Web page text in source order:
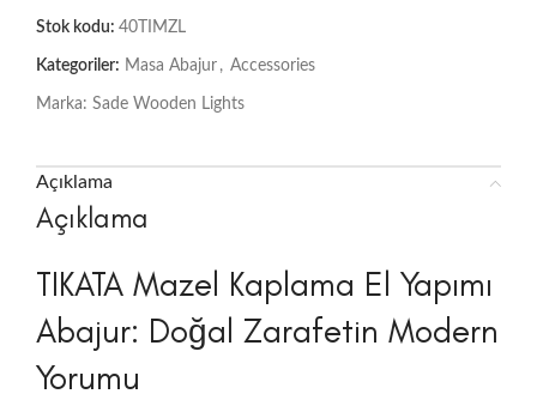
Stok kodu: 40TIMZL
Kategoriler: Masa Abajur , Accessories
Marka: Sade Wooden Lights
Açıklama
Açıklama
TIKATA Mazel Kaplama El Yapımı
Abajur: Doğal Zarafetin Modern
Yorumu